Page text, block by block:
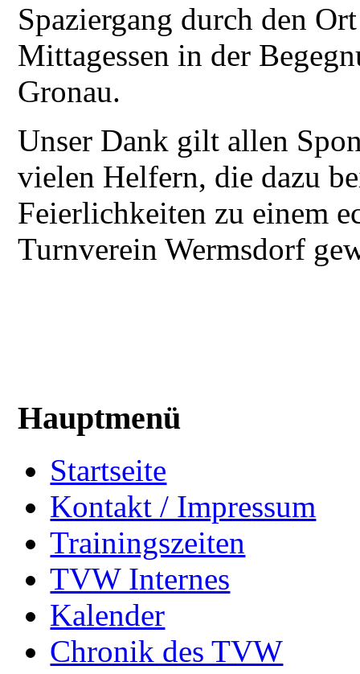
Spaziergang durch den
Mittagessen in der
Gronau.
Unser Dank gilt allen
vielen Helfern, die dazu
Feierlichkeiten zu einem
Turnverein Wermsdorf
Hauptmenü
Startseite
Kontakt / Impressum
Trainingszeiten
TVW Internes
Kalender
Chronik des TVW